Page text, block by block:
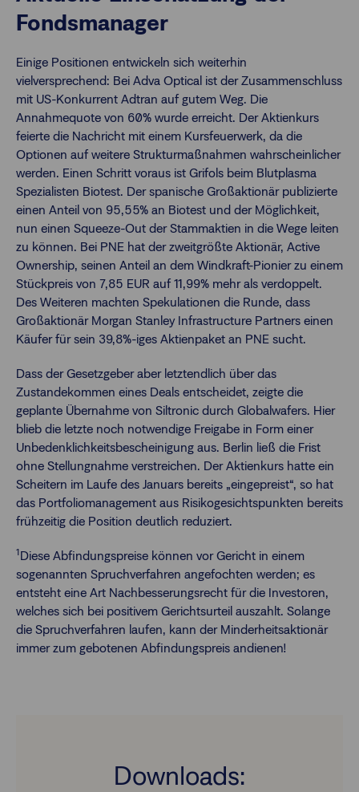
Fondsmanager
Einige Positionen entwickeln sich weiterhin
vielversprechend: Bei Adva Optical ist der Zusammenschluss
mit US-Konkurrent Adtran auf gutem Weg. Die
Annahmequote von 60% wurde erreicht. Der Aktienkurs
feierte die Nachricht mit einem Kursfeuerwerk, da die
Optionen auf weitere Strukturmaßnahmen wahrscheinlicher
werden. Einen Schritt voraus ist Grifols beim Blutplasma
Spezialisten Biotest. Der spanische Großaktionär publizierte
einen Anteil von 95,55% an Biotest und der Möglichkeit,
nun einen Squeeze-Out der Stammaktien in die Wege leiten
zu können. Bei PNE hat der zweitgrößte Aktionär, Active
Ownership, seinen Anteil an dem Windkraft-Pionier zu einem
Stückpreis von 7,85 EUR auf 11,99% mehr als verdoppelt.
Des Weiteren machten Spekulationen die Runde, dass
Großaktionär Morgan Stanley Infrastructure Partners einen
Käufer für sein 39,8%-iges Aktienpaket an PNE sucht.
Dass der Gesetzgeber aber letztendlich über das
Zustandekommen eines Deals entscheidet, zeigte die
geplante Übernahme von Siltronic durch Globalwafers. Hier
blieb die letzte noch notwendige Freigabe in Form einer
Unbedenklichkeitsbescheinigung aus. Berlin ließ die Frist
ohne Stellungnahme verstreichen. Der Aktienkurs hatte ein
Scheitern im Laufe des Januars bereits „eingepreist“, so hat
das Portfoliomanagement aus Risikogesichtspunkten bereits
frühzeitig die Position deutlich reduziert.
1Diese Abfindungspreise können vor Gericht in einem
sogenannten Spruchverfahren angefochten werden; es
entsteht eine Art Nachbesserungsrecht für die Investoren,
welches sich bei positivem Gerichtsurteil auszahlt. Solange
die Spruchverfahren laufen, kann der Minderheitsaktionär
immer zum gebotenen Abfindungspreis andienen!
Downloads: